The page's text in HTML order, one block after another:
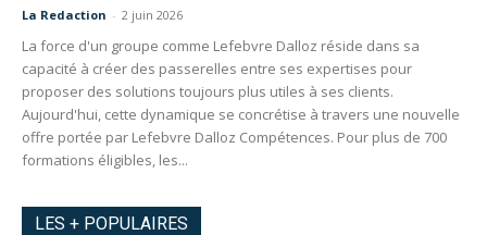
La Redaction - 2 juin 2026
La force d'un groupe comme Lefebvre Dalloz réside dans sa
capacité à créer des passerelles entre ses expertises pour
proposer des solutions toujours plus utiles à ses clients.
Aujourd'hui, cette dynamique se concrétise à travers une nouvelle
offre portée par Lefebvre Dalloz Compétences. Pour plus de 700
formations éligibles, les...
LES + POPULAIRES